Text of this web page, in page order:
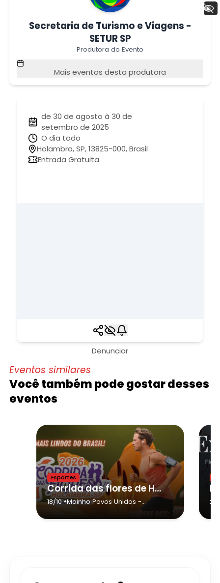
Secretaria de Turismo e Viagens -
SETUR SP
Produtora do Evento
Mais eventos desta produtora
de 30 de agosto à 30 de
setembro de 2025
O dia todo
Holambra, SP, 13825-000, Brasil
Entrada Gratuita
Denunciar
Eventos similares
Você também pode gostar desses
eventos
Esportes
Corrida das flores de Holambra 2026
18/10•Moinho Povos Unidos -
+ Acessibilidade